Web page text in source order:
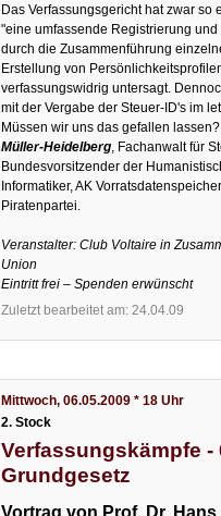
Das Verfassungsgericht hat zwar
"eine umfassende Registrierung
durch die Zusammenführung
Erstellung von
verfassungswidrig untersagt.
mit der Vergabe der Steuer-ID's im
Müssen wir uns das gefallen
Müller-Heidelberg, Fachanwalt für
Bundesvorsitzender der
Informatiker, AK
Piratenpartei.
Veranstalter: Club Voltaire in
Union
Eintritt frei – Spenden erwünscht
Zuletzt bearbeitet am: 24.04.09
Mittwoch, 06.05.2009 * 18 Uhr
2. Stock
Verfassungskämpfe -
Grundgesetz
Vortrag von Prof. Dr. Hans